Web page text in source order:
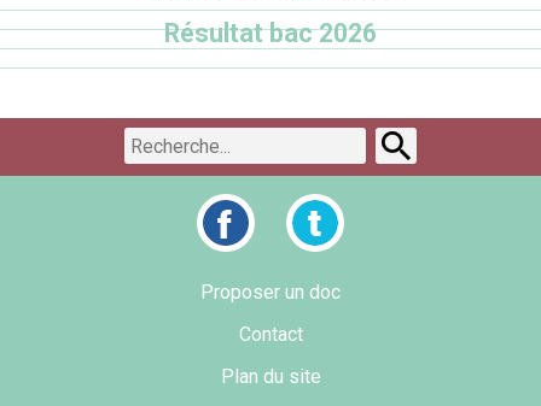
Résultat bac 2026
Proposer un doc
Contact
Plan du site